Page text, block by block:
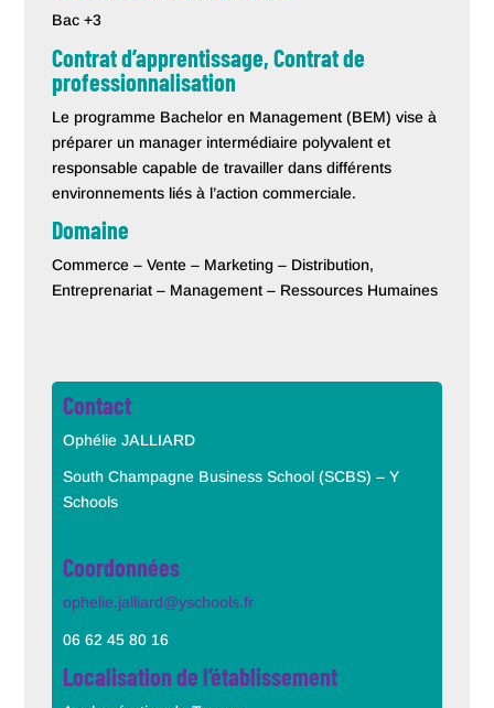
Bac +3
Contrat d’apprentissage, Contrat de
professionnalisation
Le programme Bachelor en Management (BEM) vise à
préparer un manager intermédiaire polyvalent et
responsable capable de travailler dans différents
environnements liés à l’action commerciale.
Domaine
Commerce – Vente – Marketing – Distribution,
Entreprenariat – Management – Ressources Humaines
Contact
Ophélie JALLIARD
South Champagne Business School (SCBS) – Y
Schools
Coordonnées
ophelie.jalliard@yschools.fr
06 62 45 80 16
Localisation de l’établissement